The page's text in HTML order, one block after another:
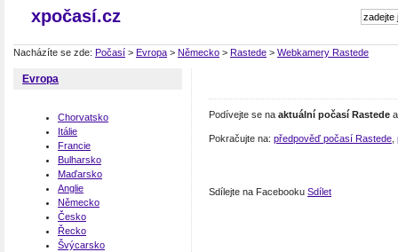
xpočasí.cz
Nacházíte se zde: Počasí > Evropa > Německo > Rastede > Webkamery Rastede
Evropa
Chorvatsko
Itálie
Francie
Bulharsko
Maďarsko
Anglie
Německo
Česko
Řecko
Švýcarsko
Podívejte se na aktuální počasí Rastede
Pokračujte na: předpověď počasí Rastede
Sdílejte na Facebooku Sdílet